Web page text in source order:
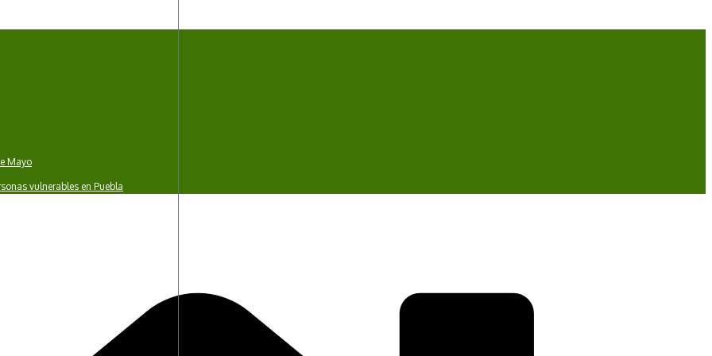
Mayo
vulnerables en Puebla